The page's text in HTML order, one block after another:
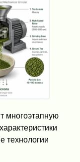
многоэтапную
технологии